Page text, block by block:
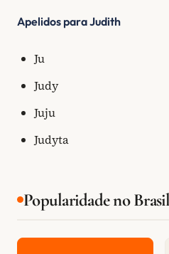
Apelidos para Judith
Ju
Judy
Juju
Judyta
Popularidade no Brasil